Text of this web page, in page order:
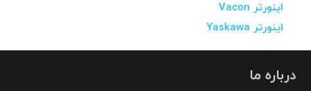
اینورتر Vacon
اینورتر Yaskawa
درباره ما